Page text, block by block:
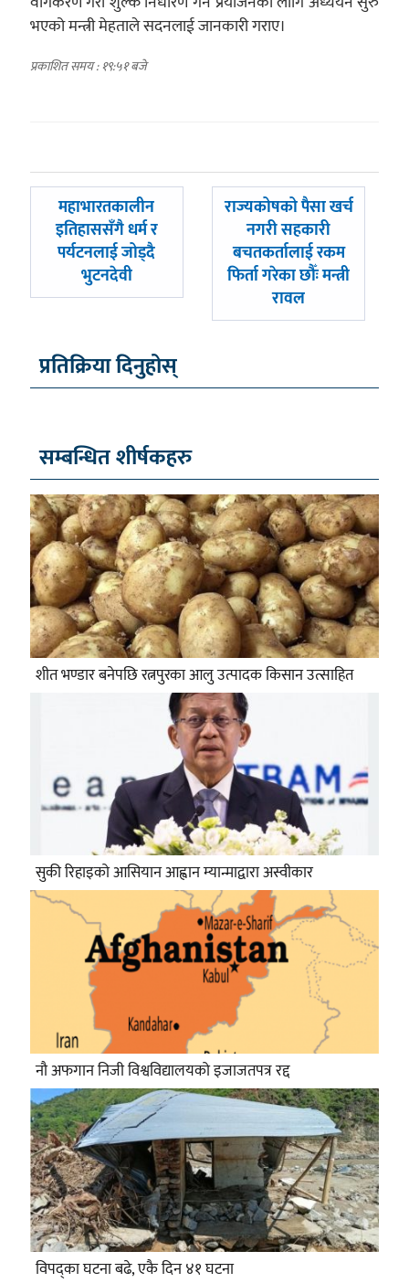
भएको मन्त्री मेहताले सदनलाई जानकारी गराए।
प्रकाशित समय : १९:५१ बजे
पछिल्लाे
-
महाभारतकालीन
इतिहाससँगै धर्म र
पर्यटनलाई जोड्दै
भुटनदेवी
अघिल्लाे
राज्यकोषको पैसा खर्च
नगरी सहकारी
बचतकर्तालाई रकम
फिर्ता गरेका छौँः मन्त्री
रावल
प्रतिक्रिया दिनुहोस्
सम्बन्धित शीर्षकहरु
शीत भण्डार बनेपछि रत्नपुरका आलु उत्पादक किसान उत्साहित
सुकी रिहाइको आसियान आह्वान म्यान्माद्वारा अस्वीकार
नौ अफगान निजी विश्वविद्यालयको इजाजतपत्र रद्द
विपद्का घटना बढे, एकै दिन ४१ घटना